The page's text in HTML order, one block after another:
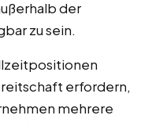
der
zu sein.
erfordern,
mehrere